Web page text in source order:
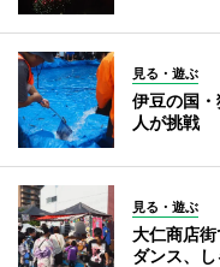
見る・遊ぶ
伊豆の国
人が挑戦
見る・遊ぶ
大仁商店
ダンス、